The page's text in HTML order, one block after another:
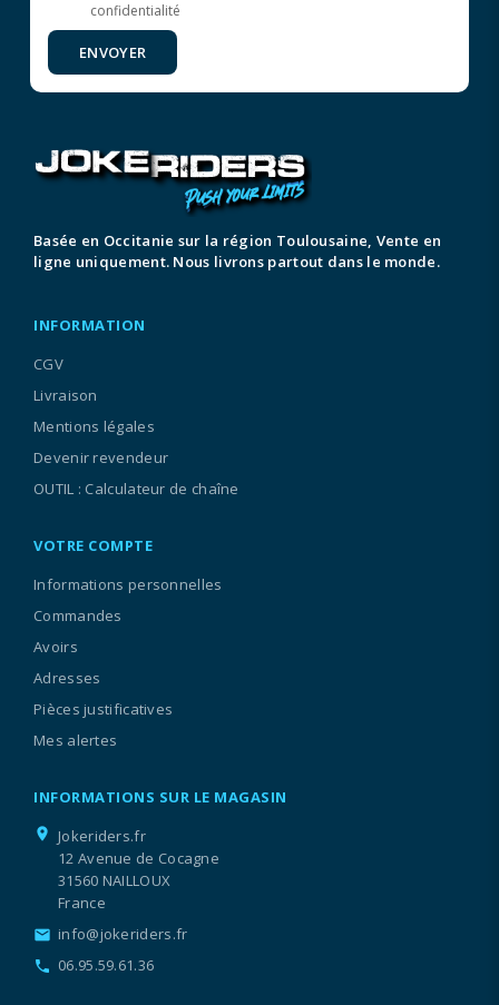
confidentialité
ENVOYER
Basée en Occitanie sur la région Toulousaine, Vente en
ligne uniquement. Nous livrons partout dans le monde.
INFORMATION
CGV
Livraison
Mentions légales
Devenir revendeur
OUTIL : Calculateur de chaîne
VOTRE COMPTE
Informations personnelles
Commandes
Avoirs
Adresses
Pièces justificatives
Mes alertes
INFORMATIONS SUR LE MAGASIN
location_on
Jokeriders.fr
12 Avenue de Cocagne
31560 NAILLOUX
France
email info@jokeriders.fr
call 06.95.59.61.36